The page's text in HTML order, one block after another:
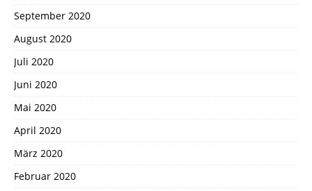
September 2020
August 2020
Juli 2020
Juni 2020
Mai 2020
April 2020
März 2020
Februar 2020